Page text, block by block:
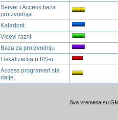
Server i Access baza
proizvodnja
Kaladont
Vicevi razni
Baza za proizvodnju
Fiskalizacija u RS-u
Access programeri sta
dalje.
Sva vremena su